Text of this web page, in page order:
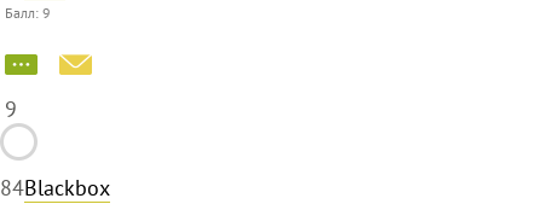
Балл:9
9
84Blackbox